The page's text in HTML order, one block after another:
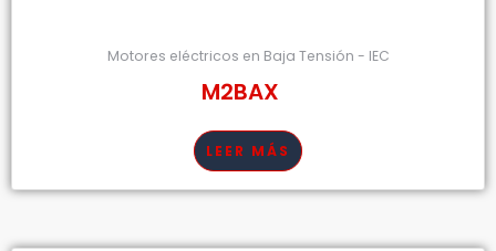
Motores eléctricos en Baja Tensión - IEC
M2BAX
LEER MÁS